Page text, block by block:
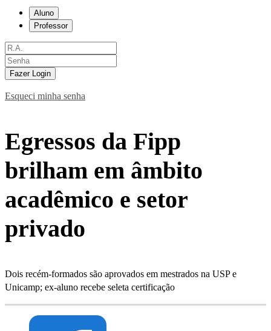
Aluno
Professor
Fazer Login
Esqueci minha senha
Egressos da Fipp
brilham em âmbito
acadêmico e setor
privado
Dois recém-formados são aprovados em mestrados na USP e
Unicamp; ex-aluno recebe seleta certificação